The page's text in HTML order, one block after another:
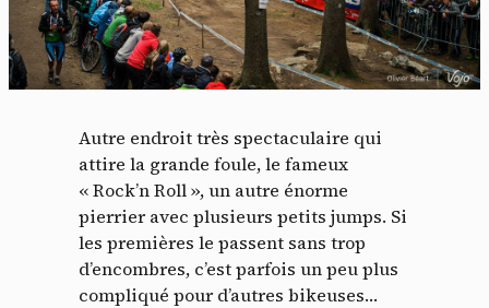
Autre endroit très spectaculaire qui
attire la grande foule, le fameux
« Rock’n Roll », un autre énorme
pierrier avec plusieurs petits jumps. Si
les premières le passent sans trop
d’encombres, c’est parfois un peu plus
compliqué pour d’autres bikeuses…